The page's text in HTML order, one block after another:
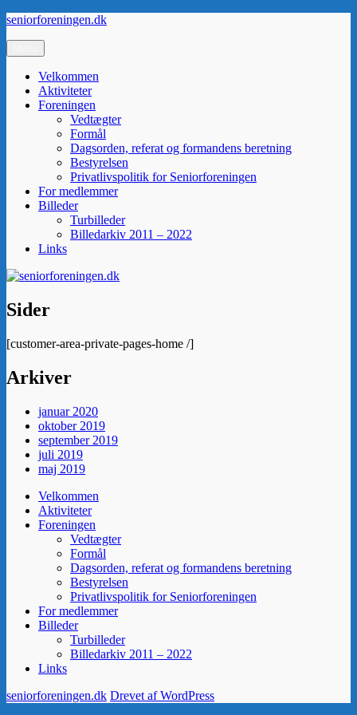
Videre
seniorforeningen.dk
Velkommen
Aktiviteter
Foreningen
Vedtægter
Formål
Dagsorden, referat og formandens beretning
Bestyrelsen
Privatlivspolitik for Seniorforeningen
For medlemmer
Billeder
Turbilleder
Billedarkiv 2011 – 2022
Links
Sider
[customer-area-private-pages-home /]
Arkiver
januar 2020
oktober 2019
september 2019
juli 2019
maj 2019
Velkommen
Aktiviteter
Foreningen
Vedtægter
Formål
Dagsorden, referat og formandens beretning
Bestyrelsen
Privatlivspolitik for Seniorforeningen
For medlemmer
Billeder
Turbilleder
Billedarkiv 2011 – 2022
Links
seniorforeningen.dk Drevet af WordPress